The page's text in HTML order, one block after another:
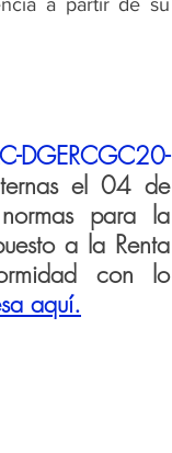
el 04 de
para la
a la Renta
con lo
aquí.